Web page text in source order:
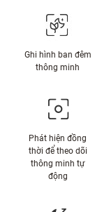
Ghi hình ban đêm
thông minh
Phát hiện đồng
thời để theo dõi
thông minh tự
động